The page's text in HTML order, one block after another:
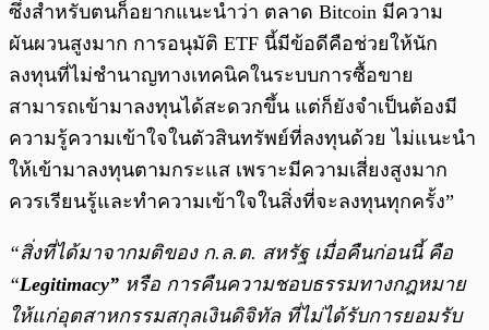
ซึ่งสำหรับตนก็อยากแนะนำว่า ตลาด Bitcoin มีความ
ผันผวนสูงมาก การอนุมัติ ETF นี้มีข้อดีคือช่วยให้นัก
ลงทุนที่ไม่ชำนาญทางเทคนิคในระบบการซื้อขาย
สามารถเข้ามาลงทุนได้สะดวกขึ้น แต่ก็ยังจำเป็นต้องมี
ความรู้ความเข้าใจในตัวสินทรัพย์ที่ลงทุนด้วย ไม่แนะนำ
ให้เข้ามาลงทุนตามกระแส เพราะมีความเสี่ยงสูงมาก
ควรเรียนรู้และทำความเข้าใจในสิ่งที่จะลงทุนทุกครั้ง”
“สิ่งที่ได้มาจากมติของ ก.ล.ต. สหรัฐ เมื่อคืนก่อนนี้ คือ
“Legitimacy” หรือ การคืนความชอบธรรมทางกฎหมาย
ให้แก่อุตสาหกรรมสกุลเงินดิจิทัล ที่ไม่ได้รับการยอมรับ